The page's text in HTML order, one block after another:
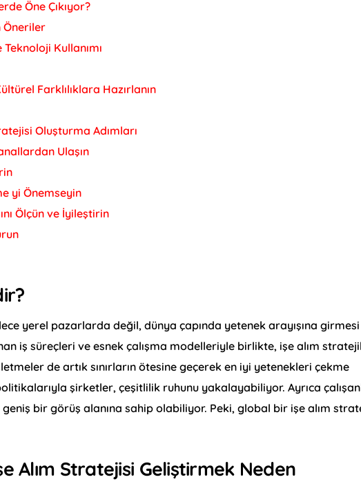
Öne Çıkıyor?
Öneriler
Kullanımı
Farklılıklara Hazırlanın
Oluşturma Adımları
Ulaşın
yi Önemseyin
Ölçün ve İyileştirin
yerel pazarlarda değil, dünya çapında yetenek arayışına girmesi
iş süreçleri ve esnek çalışma modelleriyle birlikte, işe alım
de artık sınırların ötesine geçerek en iyi yetenekleri çekme
şirketler, çeşitlilik ruhunu yakalayabiliyor. Ayrıca
geniş bir görüş alanına sahip olabiliyor. Peki, global bir işe alım
Alım Stratejisi Geliştirmek Neden